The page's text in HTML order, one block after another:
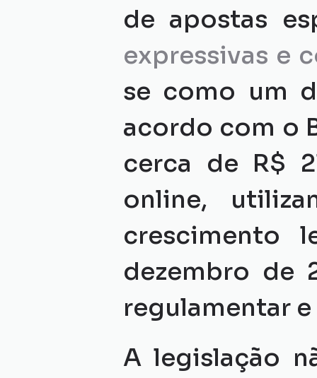
de apostas
expressivas e
se como um
acordo com o
cerca de R$
online,
crescimento
dezembro de
regulamentar
A legislação